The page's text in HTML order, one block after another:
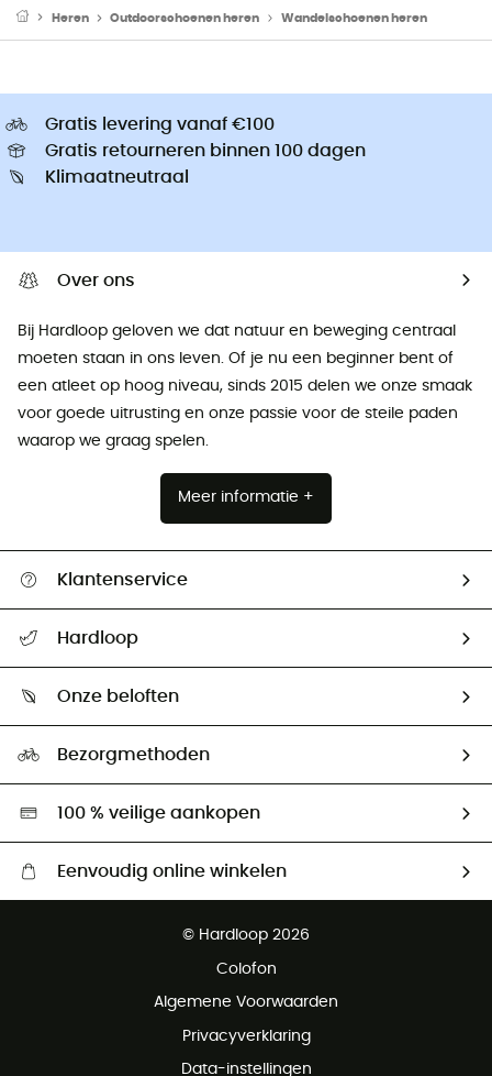
Heren Outdoorschoenen heren Wandelschoenen heren
Gratis levering vanaf €100
Gratis retourneren binnen 100 dagen
Klimaatneutraal
Over ons
Bij Hardloop geloven we dat natuur en beweging centraal
moeten staan ​​in ons leven. Of je nu een beginner bent of
een atleet op hoog niveau, sinds 2015 delen we onze smaak
voor goede uitrusting en onze passie voor de steile paden
waarop we graag spelen.
Meer informatie +
Klantenservice
Mijn zending volgen
Retourzendingen & Terugbetalingen
Hardloop
Ambassadeurs
Onze beloften
Hardgreen
Bezorgmethoden
100 % veilige aankopen
Eenvoudig online winkelen
Gratis retourneren binnen 100 dagen
© Hardloop 2026
Colofon
Algemene Voorwaarden
Privacyverklaring
Data-instellingen